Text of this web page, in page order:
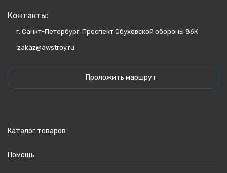
Контакты:
г. Санкт-Петербург, Проспект Обуховской обороны 86К
zakaz@awstroy.ru
Проложить маршрут
Каталог товаров
Помощь